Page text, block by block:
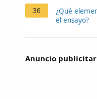
36
¿Qué
el ensayo?
Anuncio